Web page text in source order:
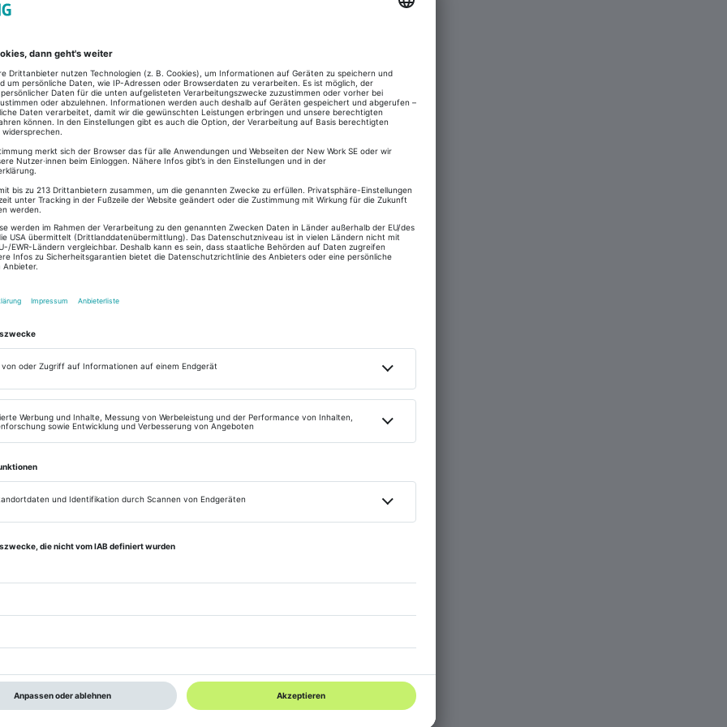
Talent Acquisition Platform, die durch Ihren
einfache Bedienbarkeit besticht. Schulungen
nicht mehr notwendig. Stattdessen stellen wir
Online-Kurs zur Verfügung, der Sie schrittweise
bis zum ersten Login
kennenlernen
Bewerber·innen leicht gemacht
durch die einfache Kommunikation
Consultants, die Sie direkt umsetzen können
einschreiben
sich einzuschreiben